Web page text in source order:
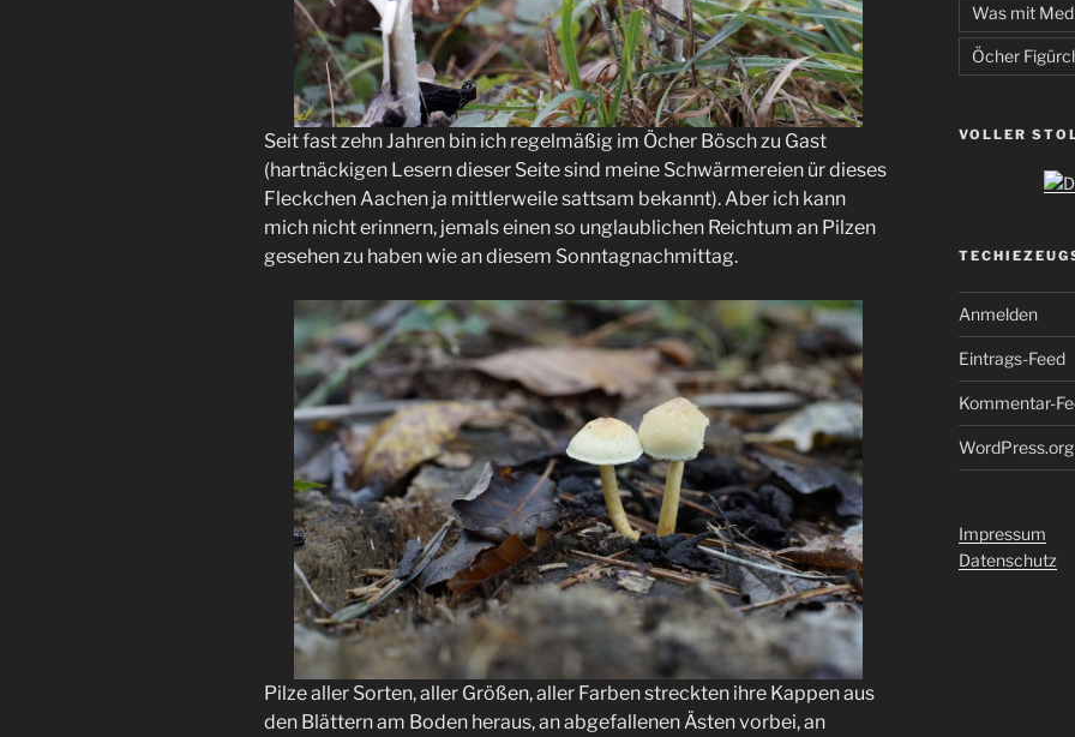
Seit fast zehn Jahren bin ich regelmäßig im Öcher Bösch zu Gast
(hartnäckigen Lesern dieser Seite sind meine Schwärmereien ür dieses
Fleckchen Aachen ja mittlerweile sattsam bekannt). Aber ich kann
mich nicht erinnern, jemals einen so unglaublichen Reichtum an Pilzen
gesehen zu haben wie an diesem Sonntagnachmittag.
Pilze aller Sorten, aller Größen, aller Farben streckten ihre Kappen aus
den Blättern am Boden heraus, an abgefallenen Ästen vorbei, an
Was mit
Öcher
VOLLER
Anmelden
Eintrags-Feed
Kommentar-
WordPress.org
Impressum
Datenschutz